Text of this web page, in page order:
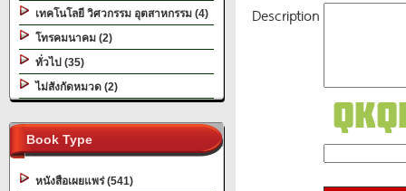
เทคโนโลยี วิศวกรรม อุตสาหกรรม (4)
โทรคมนาคม (2)
ทั่วไป (35)
ไม่สังกัดหมวด (2)
Book Type
หนังสือเผยแพร่ (541)
Description